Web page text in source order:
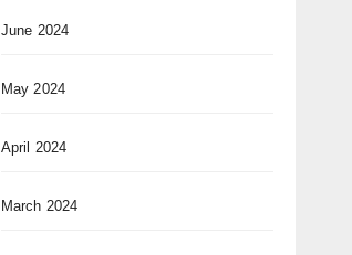
June 2024
May 2024
April 2024
March 2024